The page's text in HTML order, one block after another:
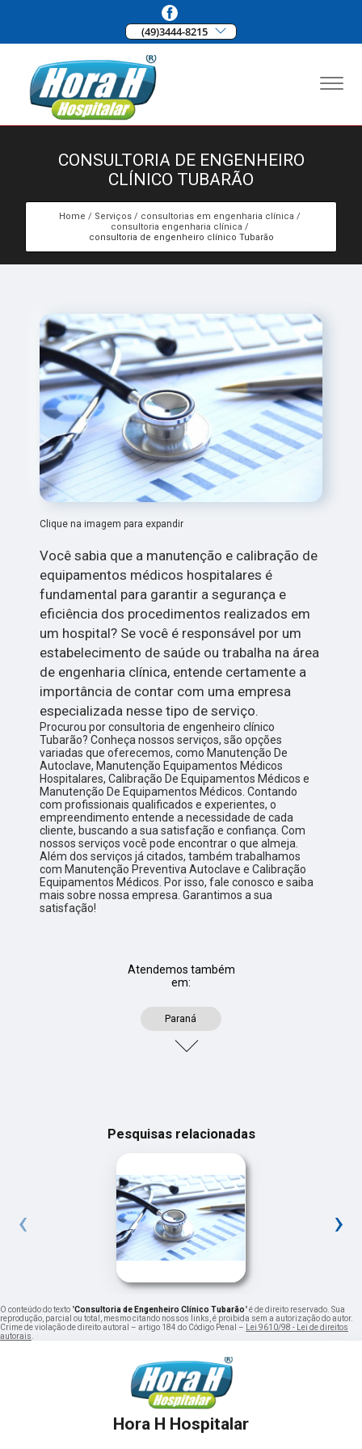
(49)3444-8215
CONSULTORIA DE ENGENHEIRO
CLÍNICO TUBARÃO
Home Serviços
consultorias em engenharia clínica
consultoria engenharia clínica
consultoria de engenheiro clínico Tubarão
Clique na imagem para expandir
Você sabia que a manutenção e calibração de
equipamentos médicos hospitalares é
fundamental para garantir a segurança e
eficiência dos procedimentos realizados em
um hospital? Se você é responsável por um
estabelecimento de saúde ou trabalha na área
de engenharia clínica, entende certamente a
importância de contar com uma empresa
especializada nesse tipo de serviço.
Procurou por consultoria de engenheiro clínico
Tubarão? Conheça nossos serviços, são opções
variadas que oferecemos, como Manutenção De
Autoclave, Manutenção Equipamentos Médicos
Hospitalares, Calibração De Equipamentos Médicos e
Manutenção De Equipamentos Médicos. Contando
com profissionais qualificados e experientes, o
empreendimento entende a necessidade de cada
cliente, buscando a sua satisfação e confiança. Com
nossos serviços você pode encontrar o que almeja.
Além dos serviços já citados, também trabalhamos
com Manutenção Preventiva Autoclave e Calibração
Equipamentos Médicos. Por isso, fale conosco e saiba
mais sobre nossa empresa. Garantimos a sua
satisfação!
Atendemos também
em:
Paraná
Pesquisas relacionadas
‹ ›
O conteúdo do texto "Consultoria de Engenheiro Clínico Tubarão" é de direito reservado. Sua
reprodução, parcial ou total, mesmo citando nossos links, é proibida sem a autorização do autor.
Crime de violação de direito autoral – artigo 184 do Código Penal – Lei 9610/98 - Lei de direitos
autorais.
Hora H Hospitalar